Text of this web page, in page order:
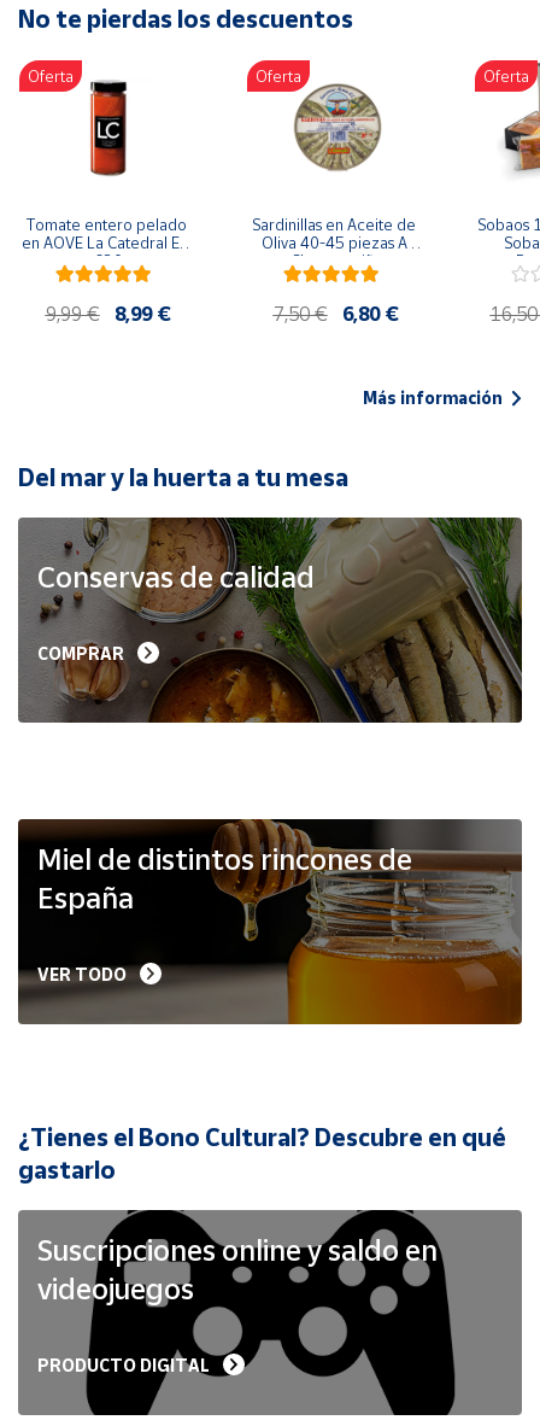
Artesanía
Oficina y
Papelería
Para Canarias,
Ceuta y Melilla
populares
Bono
Cultural
de Correos
Market
Productos
Solidarios
Ayuda
Vendedores
Mapa de
Hazte
vendedor
Cuenta
Ubicación
Península
Baleares
No te pierdas los descuentos
Oferta
Tomate entero pelado
en AOVE La Catedral ER-
630
9,99 € 8,99 €
Oferta
Sardinillas en Aceite de
Oliva 40-45 piezas A
Churrusquiña
7,50 € 6,80 €
Oferta
Sobaos
Más información
Del mar y la huerta a tu mesa
Conservas de calidad
COMPRAR
Miel de distintos rincones de
España
VER TODO
¿Tienes el Bono Cultural? Descubre en qué
gastarlo
Suscripciones online y saldo en
videojuegos
PRODUCTO DIGITAL